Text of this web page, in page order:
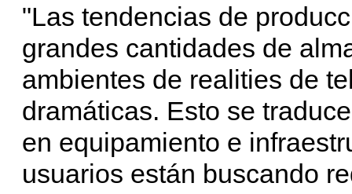
"Las tendencias de
grandes cantidades de
ambientes de realities de
dramáticas. Esto se
en equipamiento e
usuarios están buscando